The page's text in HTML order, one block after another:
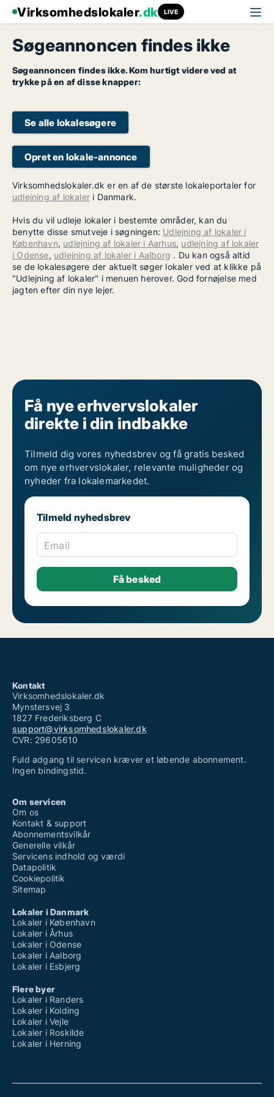
Virksomhedslokaler.dk LIVE
Søgeannoncen findes ikke
Søgeannoncen findes ikke. Kom hurtigt videre ved at
trykke på en af disse knapper:
Se alle lokalesøgere
Opret en lokale-annonce
Virksomhedslokaler.dk er en af de største lokaleportaler for
udlejning af lokaler i Danmark.
Hvis du vil udleje lokaler i bestemte områder, kan du
benytte disse smutveje i søgningen: Udlejning af lokaler i
København, udlejning af lokaler i Aarhus, udlejning af lokaler
i Odense, udlejning af lokaler i Aalborg . Du kan også altid
se de lokalesøgere der aktuelt søger lokaler ved at klikke på
"Udlejning af lokaler" i menuen herover. God fornøjelse med
jagten efter din nye lejer.
Få nye erhvervslokaler
direkte i din indbakke
Tilmeld dig vores nyhedsbrev og få gratis besked
om nye erhvervslokaler, relevante muligheder og
nyheder fra lokalemarkedet.
Tilmeld nyhedsbrev
Email
Kontakt
Virksomhedslokaler.dk
Mynstersvej 3
1827 Frederiksberg C
support@virksomhedslokaler.dk
CVR: 29605610
Fuld adgang til servicen kræver et løbende abonnement.
Ingen bindingstid.
Om servicen
Om os
Kontakt & support
Abonnementsvilkår
Generelle vilkår
Servicens indhold og værdi
Datapolitik
Cookiepolitik
Sitemap
Lokaler i Danmark
Lokaler i København
Lokaler i Århus
Lokaler i Odense
Lokaler i Aalborg
Lokaler i Esbjerg
Flere byer
Lokaler i Randers
Lokaler i Kolding
Lokaler i Vejle
Lokaler i Roskilde
Lokaler i Herning